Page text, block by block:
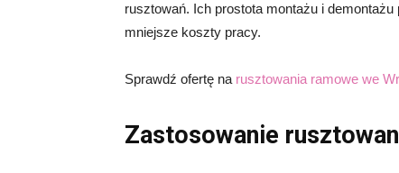
rusztowań. Ich prostota montażu i
mniejsze koszty pracy.
Sprawdź ofertę na rusztowania ramowe we
Zastosowanie